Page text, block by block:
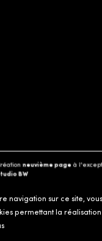
neuvième page à
BW
navigation sur ce site,
permettant la